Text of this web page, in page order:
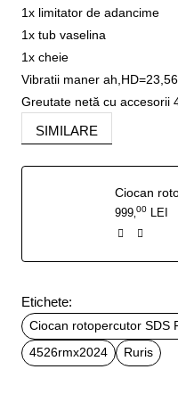
1x limitator de adancime
1x tub vaselina
1x cheie
Vibratii maner
Greutate netă cu accesorii
SIMILARE
999 00 LEI
Etichete:
Ciocan rotopercutor SDS
4526rmx2024
Ruris